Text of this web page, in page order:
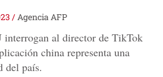
/Agencia AFP
interrogan al director de TikTok
china representa una
del país.